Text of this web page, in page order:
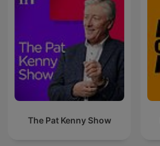
The Pat Kenny Show